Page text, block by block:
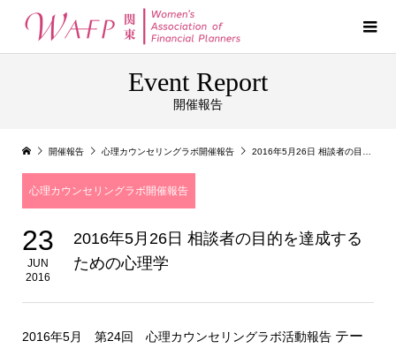
Event Report
開催報告
開催報告 心理カウンセリングラボ開催報告 2016年5月26日 相談者の目的を達成するための心理学
心理カウンセリングラボ開催報告
23
JUN
2016
2016年5月26日 相談者の目的を達成する
ための心理学
2016年5月 第24回 心理カウンセリングラボ活動報告 テー